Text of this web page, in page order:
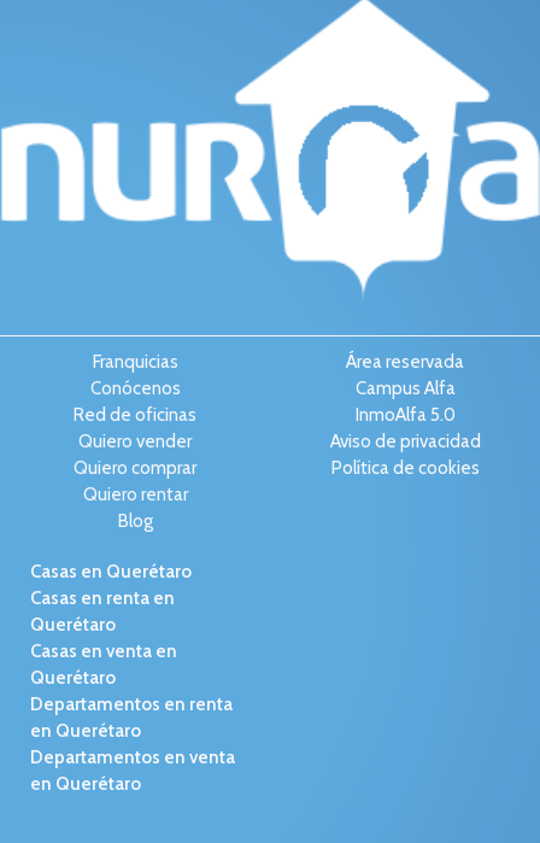
Franquicias
Conócenos
Red de oficinas
Quiero vender
Quiero comprar
Quiero rentar
Blog
Área reservada
Campus Alfa
InmoAlfa 5.0
Aviso de privacidad
Política de cookies
Casas en Querétaro
Casas en renta en
Querétaro
Casas en venta en
Querétaro
Departamentos en renta
en Querétaro
Departamentos en venta
en Querétaro